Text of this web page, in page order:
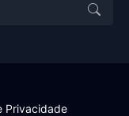
Privacidade